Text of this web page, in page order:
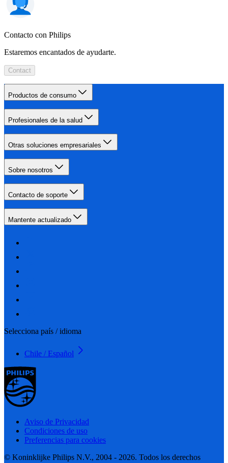
Contacto con Philips
Estaremos encantados de ayudarte.
Contact
Productos de consumo
Profesionales de la salud
Otras soluciones empresariales
Sobre nosotros
Contacto de soporte
Mantente actualizado
Selecciona país / idioma
Chile / Español
Aviso de Privacidad
Condiciones de uso
Preferencias para cookies
© Koninklijke Philips N.V., 2004 - 2026. Todos los derechos